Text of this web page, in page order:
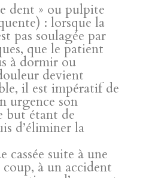
dent » ou pulpite
: lorsque la
pas soulagée par
que le patient
à dormir ou
devient
il est impératif de
urgence son
but étant de
d’éliminer la
cassée suite à une
à un accident